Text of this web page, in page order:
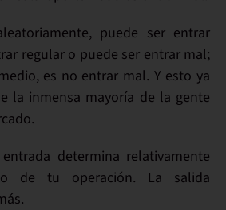
, puede ser entrar
regular o puede ser entrar mal;
es no entrar mal. Y estoya
la inmensa mayoría de la gente
determina relativamente
de tu operación. La salida
.